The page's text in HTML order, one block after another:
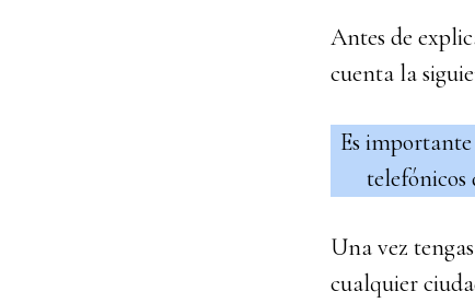
Antes de
cuenta la
Es
telefónicos
Una vez
cualquier